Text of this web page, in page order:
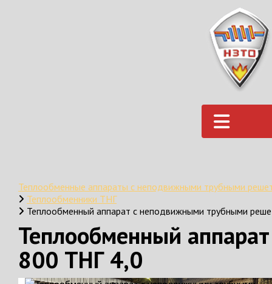
Теплообменные аппараты с неподвижными трубными
Теплообменники ТНГ
Теплообменный аппарат с неподвижными трубными
Теплообменный
800 ТНГ 4,0